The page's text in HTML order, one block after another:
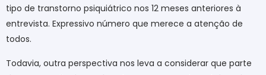
tipo de transtorno psiquiátrico nos 12 meses anteriores à
entrevista. Expressivo número que merece a atenção de
todos.
Todavia, outra perspectiva nos leva a considerar que parte